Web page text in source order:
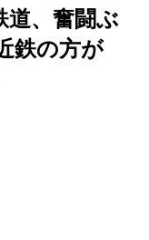
道、奮闘ぶ
鉄の方が